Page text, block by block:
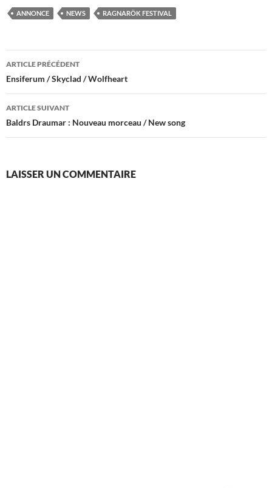
ANNONCE NEWS RAGNARÖK FESTIVAL
Navigation
des
articles
ARTICLE PRÉCÉDENT
Ensiferum / Skyclad / Wolfheart
ARTICLE SUIVANT
Baldrs Draumar : Nouveau morceau / New song
LAISSER UN COMMENTAIRE